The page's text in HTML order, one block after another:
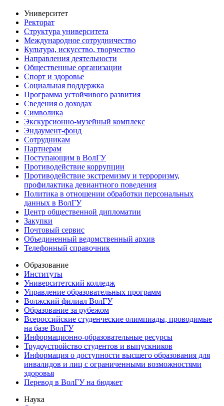
Университет
Ректорат
Структура университета
Международное сотрудничество
Культура, искусство, творчество
Направления деятельности
Общественные организации
Спорт и здоровье
Социальная поддержка
Программа устойчивого развития
Сведения о доходах
Символика
Экскурсионно-музейный комплекс
Эндаумент-фонд
Сотрудникам
Партнерам
Поступающим в ВолГУ
Противодействие коррупции
Противодействие экстремизму и терроризму,
профилактика девиантного поведения
Политика в отношении обработки персональных
данных в ВолГУ
Центр общественной дипломатии
Закупки
Почтовый сервис
Объединенный ведомственный архив
Телефонный справочник
Образование
Институты
Университетский колледж
Управление образовательных программ
Волжский филиал ВолГУ
Образование за рубежом
Всероссийские студенческие олимпиады, проводимые
на базе ВолГУ
Информационно-образовательные ресурсы
Трудоустройство студентов и выпускников
Информация о доступности высшего образования для
инвалидов и лиц с ограниченными возможностями
здоровья
Перевод в ВолГУ на бюджет
Наука